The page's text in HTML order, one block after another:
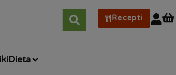
Recepti
Dieta